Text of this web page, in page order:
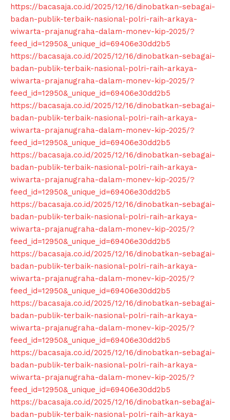
https://bacasaja.co.id/2025/12/16/dinobatkan-sebagai-
badan-publik-terbaik-nasional-polri-raih-arkaya-
wiwarta-prajanugraha-dalam-monev-kip-2025/?
feed_id=12950&_unique_id=69406e30dd2b5
https://bacasaja.co.id/2025/12/16/dinobatkan-sebagai-
badan-publik-terbaik-nasional-polri-raih-arkaya-
wiwarta-prajanugraha-dalam-monev-kip-2025/?
feed_id=12950&_unique_id=69406e30dd2b5
https://bacasaja.co.id/2025/12/16/dinobatkan-sebagai-
badan-publik-terbaik-nasional-polri-raih-arkaya-
wiwarta-prajanugraha-dalam-monev-kip-2025/?
feed_id=12950&_unique_id=69406e30dd2b5
https://bacasaja.co.id/2025/12/16/dinobatkan-sebagai-
badan-publik-terbaik-nasional-polri-raih-arkaya-
wiwarta-prajanugraha-dalam-monev-kip-2025/?
feed_id=12950&_unique_id=69406e30dd2b5
https://bacasaja.co.id/2025/12/16/dinobatkan-sebagai-
badan-publik-terbaik-nasional-polri-raih-arkaya-
wiwarta-prajanugraha-dalam-monev-kip-2025/?
feed_id=12950&_unique_id=69406e30dd2b5
https://bacasaja.co.id/2025/12/16/dinobatkan-sebagai-
badan-publik-terbaik-nasional-polri-raih-arkaya-
wiwarta-prajanugraha-dalam-monev-kip-2025/?
feed_id=12950&_unique_id=69406e30dd2b5
https://bacasaja.co.id/2025/12/16/dinobatkan-sebagai-
badan-publik-terbaik-nasional-polri-raih-arkaya-
wiwarta-prajanugraha-dalam-monev-kip-2025/?
feed_id=12950&_unique_id=69406e30dd2b5
https://bacasaja.co.id/2025/12/16/dinobatkan-sebagai-
badan-publik-terbaik-nasional-polri-raih-arkaya-
wiwarta-prajanugraha-dalam-monev-kip-2025/?
feed_id=12950&_unique_id=69406e30dd2b5
https://bacasaja.co.id/2025/12/16/dinobatkan-sebagai-
badan-publik-terbaik-nasional-polri-raih-arkaya-